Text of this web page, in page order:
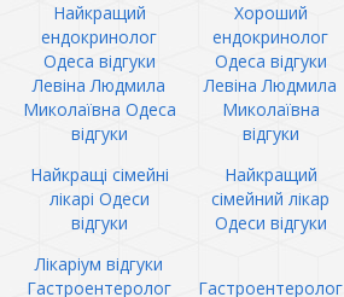
Найкращий
ендокринолог
Одеса відгуки
Хороший
ендокринолог
Одеса відгуки
Левіна Людмила
Миколаївна Одеса
відгуки
Левіна Людмила
Миколаївна
відгуки
Найкращі сімейні
лікарі Одеси
відгуки
Найкращий
сімейний лікар
Одеси відгуки
Лікаріум відгуки
Гастроентеролог
Гастроентеролог